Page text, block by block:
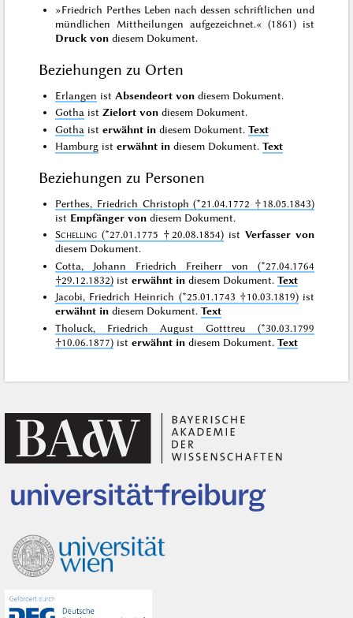
»Friedrich Perthes Leben nach dessen schriftlichen und
mündlichen Mittheilungen aufgezeichnet.« (1861) ist
Druck von diesem Dokument.
Beziehungen zu Orten
Erlangen ist Absendeort von diesem Dokument.
Gotha istZielort von diesem Dokument.
Gotha isterwähnt in diesem Dokument.Text
Hamburg isterwähnt in diesem Dokument.Text
Beziehungen zu Personen
Perthes, Friedrich Christoph (*21.04.1772 †18.05.1843)
ist Empfänger von diesem Dokument.
Schelling (*27.01.1775 †20.08.1854)ist Verfasser von
diesem Dokument.
Cotta, Johann Friedrich Freiherr von (*27.04.1764
†29.12.1832) isterwähnt in diesem Dokument.Text
Jacobi, Friedrich Heinrich (*25.01.1743 †10.03.1819)ist
erwähnt in diesem Dokument.Text
Tholuck, Friedrich August Gotttreu (*30.03.1799
†10.06.1877) isterwähnt in diesem Dokument.Text